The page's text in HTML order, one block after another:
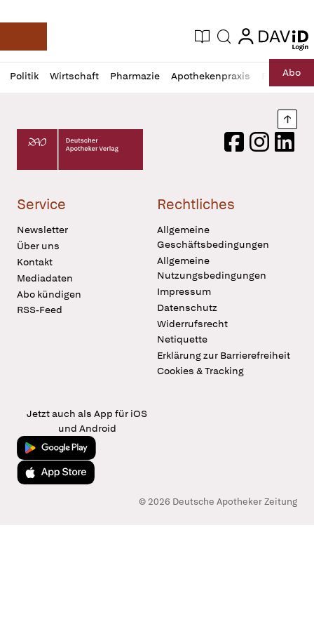
Deutsche Apotheker Zeitung
Aktuelle Ausgabe
Suche login
login
Politik Wirtschaft Pharmazie Apothekenpraxis RechtAbo
Profil
öffnen
Daz
Pur
Deutscher Apotheker Verlag Logo
FacebookInstagram
Service
Newsletter
Über uns
Kontakt
Mediadaten
Abo kündigen
RSS-Feed
Rechtliches
Allgemeine
Geschäftsbedingungen
Allgemeine
Nutzungsbedingungen
Impressum
Datenschutz
Widerrufsrecht
Netiquette
Erklärung zur Barrierefreiheit
Cookies & Tracking
Jetzt auch als App für iOS
und Android
Jetzt bei Google Play
Laden im App Store
© 2026 Deutsche Apotheker Zeitung